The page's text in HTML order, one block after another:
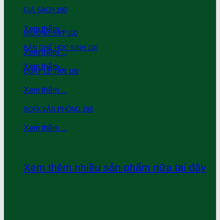
GIÁ SÁCH 190
Xem thêm ...
BÀN GHẾ HỌC SINH 190
Xem thêm ...
GIƯỜNG SẮT 190
Xem thêm ...
QUẦY LỄ TÂN 190
Xem thêm ...
SOFA VĂN PHÒNG 190
Xem thêm ...
Xem thêm nhiều sản phẩm nữa tại đây